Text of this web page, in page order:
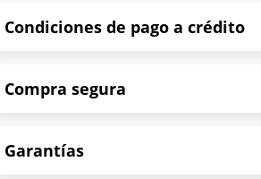
Condiciones de pago a crédito
Compra segura
Garantías